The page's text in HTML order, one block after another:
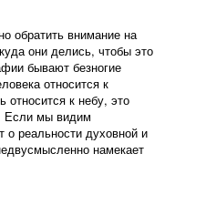
обратить внимание на
они делись, чтобы это
бывают безногие
относится к
к небу, это
Если мы видим
о реальности духовной и
намекает